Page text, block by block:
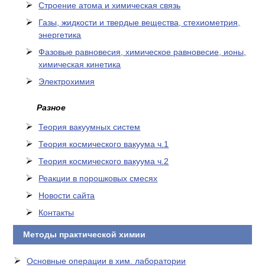
Cтроение атома и химическая связь
Газы, жидкости и твердые вещества, стехиометрия,
энергетика
Фазовые равновесия, химическое равновесие, ионы,
химическая кинетика
Электрохимия
Разное
Теория вакуумных систем
Теория космического вакуума ч.1
Теория космического вакуума ч.2
Реакции в порошковых смесях
Новости сайта
Контакты
Методы практической химии
Основные операции в хим. лаборатории